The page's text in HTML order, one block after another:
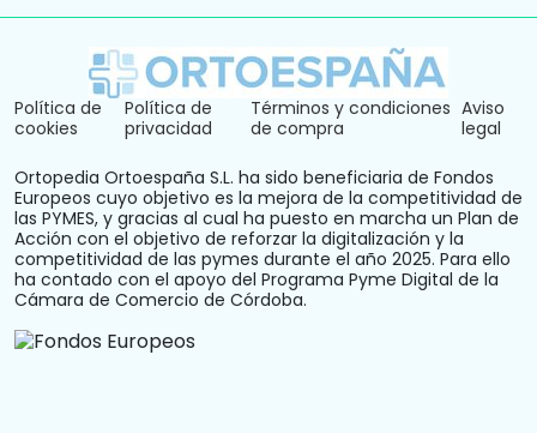
Política de
cookies
Política de
privacidad
Términos y condiciones
de compra
Aviso
legal
Ortopedia Ortoespaña S.L. ha sido beneficiaria de Fondos
Europeos cuyo objetivo es la mejora de la competitividad de
las PYMES, y gracias al cual ha puesto en marcha un Plan de
Acción con el objetivo de reforzar la digitalización y la
competitividad de las pymes durante el año 2025. Para ello
ha contado con el apoyo del Programa Pyme Digital de la
Cámara de Comercio de Córdoba.